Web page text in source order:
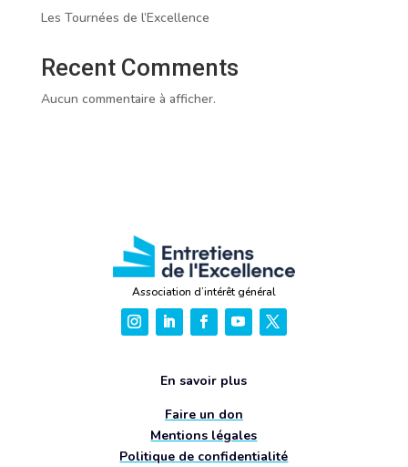
Les Tournées de l’Excellence
Recent Comments
Aucun commentaire à afficher.
Association d’intérêt général
En savoir plus
Faire un don
Mentions légales
Politique de confidentialité